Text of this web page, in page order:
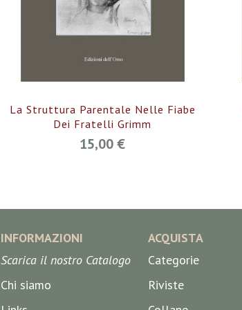
La Struttura Parentale Nelle Fiabe
Dei Fratelli Grimm
15,00 €
INFORMAZIONI
Scarica il nostro Catalogo
Chi siamo
ACQUISTA
Categorie
Riviste